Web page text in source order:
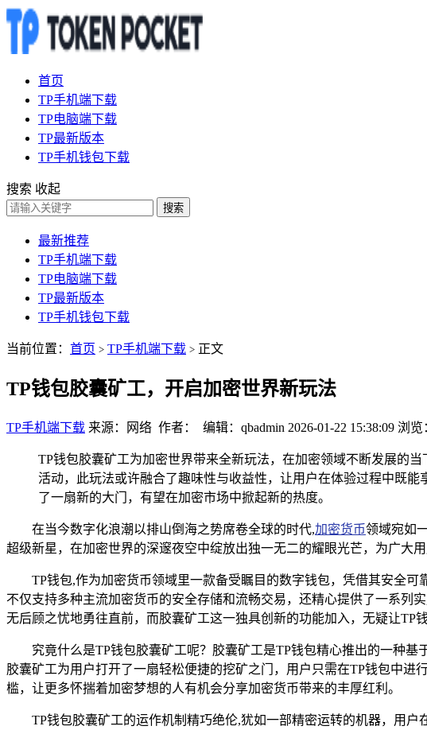
首页
TP手机端下载
TP电脑端下载
TP最新版本
TP手机钱包下载
搜索 收起
搜索
最新推荐
TP手机端下载
TP电脑端下载
TP最新版本
TP手机钱包下载
当前位置： 首页 > TP手机端下载 > 正文
TP钱包胶囊矿工，开启加密世界新玩法
TP手机端下载 来源：网络 作者： 编辑：qbadmin 2026-01-22 15:38:09 浏览
TP钱包胶囊矿工为加密世界带来全新玩法，在加密领域不断发展的
活动，此玩法或许融合了趣味性与收益性，让用户在体验过程中既
了一扇新的大门，有望在加密市场中掀起新的热度。
在当今数字化浪潮以排山倒海之势席卷全球的时代,加密货币领域宛如
超级新星，在加密世界的深邃夜空中绽放出独一无二的耀眼光芒，为广大
TP钱包,作为加密货币领域里一款备受瞩目的数字钱包，凭借其安全
不仅支持多种主流加密货币的安全存储和流畅交易，还精心提供了一系列
无后顾之忧地勇往直前，而胶囊矿工这一独具创新的功能加入，无疑让TP
究竟什么是TP钱包胶囊矿工呢？胶囊矿工是TP钱包精心推出的一种基
胶囊矿工为用户打开了一扇轻松便捷的挖矿之门，用户只需在TP钱包中进
槛，让更多怀揣着加密梦想的人有机会分享加密货币带来的丰厚红利。
TP钱包胶囊矿工的运作机制精巧绝伦,犹如一部精密运转的机器，用